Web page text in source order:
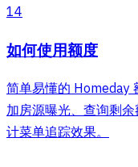
14
如何使用额度
简单易懂的 Homeday
加房源曝光、查询剩
计菜单追踪效果。